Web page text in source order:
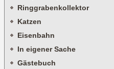
Ringgrabenkollektor
Katzen
Eisenbahn
In eigener Sache
Gästebuch